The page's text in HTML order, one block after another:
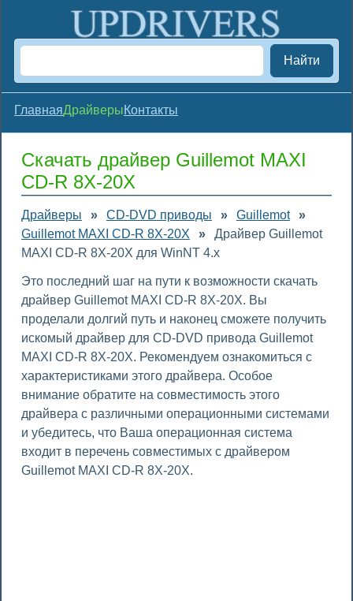
Найти
ГлавнаяДрайверыКонтакты
Скачать драйвер Guillemot MAXI
CD-R 8X-20X
Драйверы » CD-DVD приводы » Guillemot
»
Guillemot MAXI CD-R 8X-20X
»
Драйвер Guillemot
MAXI CD-R 8X-20X для WinNT 4.x
Это последний шаг на пути к возможности скачать
драйвер Guillemot MAXI CD-R 8X-20X. Вы
проделали долгий путь и наконец сможете получить
искомый драйвер для CD-DVD привода Guillemot
MAXI CD-R 8X-20X. Рекомендуем ознакомиться с
характеристиками этого драйвера. Особое
внимание обратите на совместимость этого
драйвера с различными операционными системами
и убедитесь, что Ваша операционная система
входит в перечень совместимых с драйвером
Guillemot MAXI CD-R 8X-20X.